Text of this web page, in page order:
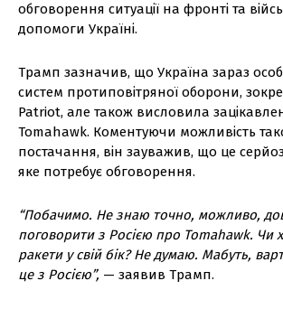
обговорення ситуації на фронті та
допомоги Україні.
Трамп зазначив, що Україна зараз
систем протиповітряної оборони,
Patriot, але також висловила
Tomahawk. Коментуючи можливість
постачання, він зауважив, що це
яке потребує обговорення.
“Побачимо. Не знаю точно, можливо,
поговорити з Росією про Tomahawk. Чи
ракети у свій бік? Не думаю. Мабуть,
це з Росією”, — заявив Трамп.